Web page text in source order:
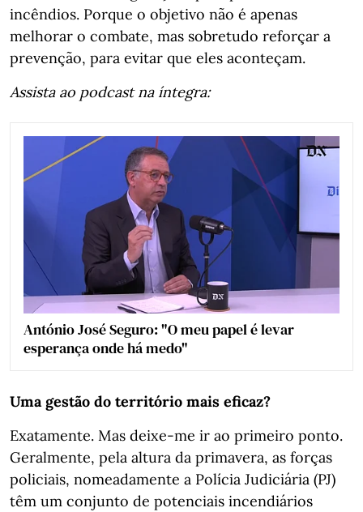
incêndios. Porque o objetivo não é apenas
melhorar o combate, mas sobretudo reforçar a
prevenção, para evitar que eles aconteçam.
Assista ao podcast na íntegra:
António José Seguro: "O meu papel é levar
esperança onde há medo"
Uma gestão do território mais eficaz?
Exatamente. Mas deixe-me ir ao primeiro ponto.
Geralmente, pela altura da primavera, as forças
policiais, nomeadamente a Polícia Judiciária (PJ)
têm um conjunto de potenciais incendiários